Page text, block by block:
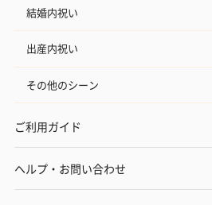
結婚内祝い
出産内祝い
その他のシーン
ご利用ガイド
ヘルプ・お問い合わせ